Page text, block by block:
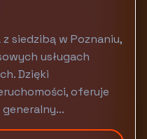
siedzibą w Poznaniu,
usługach
Dzięki
oferuje